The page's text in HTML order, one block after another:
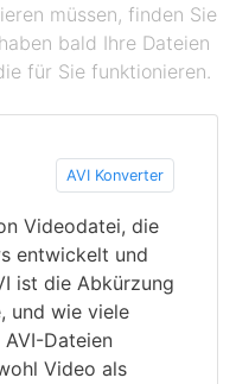
müssen, finden Sie
bald Ihre Dateien
für Sie funktionieren.
AVI Konverter
Videodatei, die
entwickelt und
ist die Abkürzung
und wie viele
Dateien
Video als